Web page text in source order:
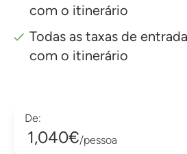
com o itinerário
Todas as taxas de
com o itinerário
De:
1,040€/pessoa